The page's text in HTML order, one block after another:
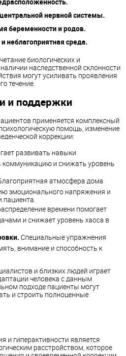
нервной системы.
беременности и родов.
неблагоприятная среда.
биологических и
наследственной склонности
могут усиливать проявления
течение.
и поддержки
применяется комплексный
помощь, изменение
коррекции:
развивать навыки
коммуникацию и снижать уровень
атмосфера дома
эмоционального напряжения и
времени помогает
и снижает уровень хаоса в
Специальные упражнения
внимание и способность к
и близких людей играет
человека с данным
подходе пациенты могут
и строить полноценные
и гиперактивности является
расстройством, которое